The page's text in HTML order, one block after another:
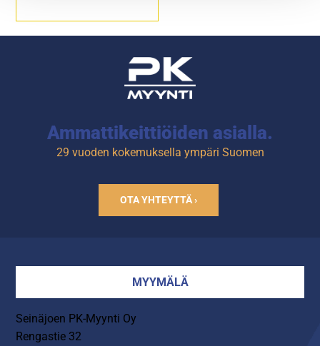
Ammattikeittiöiden asialla.
29 vuoden kokemuksella ympäri Suomen
OTA YHTEYTTÄ ›
MYYMÄLÄ
Seinäjoen PK-Myynti Oy
Rengastie 32